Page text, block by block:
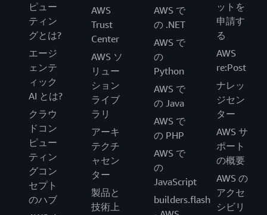
ピュー
ティン
グとは?
エージ
ェンテ
ィック
AI とは?
クラウ
ドコン
ピュー
ティン
グコン
セプト
のハブ
AWS
Trust
Center
AWS ソ
リュー
ション
ライブ
ラリ
アーキ
テクチ
ャセン
ター
製品と
技術上
AWS で
の .NET
AWS で
の
Python
AWS で
の Java
AWS で
の PHP
AWS で
の
JavaScript
builders.flash
ットを
申請す
る
AWS
re:Post
ナレッ
ジセン
ター
AWS サ
ポート
の概要
AWS の
アクセ
シビリ